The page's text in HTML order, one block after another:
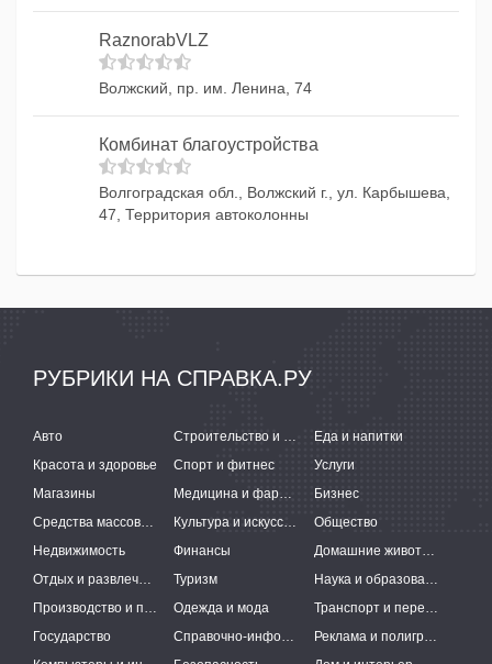
RaznorabVLZ
Волжский, пр. им. Ленина, 74
Комбинат благоустройства
Волгоградская обл., Волжский г., ул. Карбышева,
47, Территория автоколонны
РУБРИКИ НА СПРАВКА.РУ
Авто Строительство и ремонт
Еда и напитки
Красота и здоровье
Спорт и фитнес
Услуги
Магазины
Медицина и фармацевтика
Бизнес
Средства массовой информации
Культура и искусство
Общество
Недвижимость
Финансы
Домашние животные
Отдых и развлечения
Туризм
Наука и образование
Производство и поставки
Одежда и мода
Транспорт и перевозки
Государство
Справочно-информационные системы
Реклама и полиграфия